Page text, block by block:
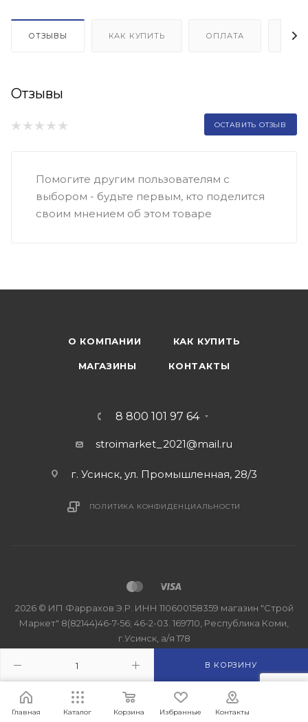
В КОРЗИНУ
ОТЗЫВЫ КАК КУПИТЬ ОПЛАТА
Отзывы
ОСТАВИТЬ ОТЗЫВ
Помогите другим пользователям с
выбором - будьте первым, кто поделится
своим мнением об этом товаре
О КОМПАНИИ КАК КУПИТЬ
МАГАЗИНЫ КОНТАКТЫ
8 800 101 97 64
stroimarket_2021@mail.ru
г. Усинск, ул. Промышленная, 28/3
ПОЛИТИКА КОНФИДЕНЦИАЛЬНОСТИ
2026 © ИП Фаррахов Э.Р. ИНН 110600158359 магазин "Строй
Маркет" 8(82144)46-7-56; 46-2-03. 169710, Республика Коми,
г.Усинск, а/я 178
Главная Каталог Корзина Избранные Контакты